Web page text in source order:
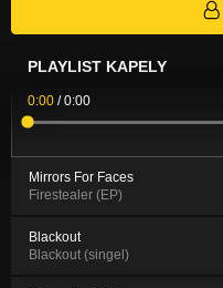
PLAYLIST KAPELY
0:00 /0:00
Mirrors For Faces
Firestealer (EP)
Blackout
Blackout (singel)